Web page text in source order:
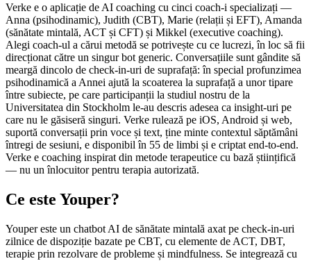
Verke e o aplicație de AI coaching cu cinci coach-i specializați —
Anna (psihodinamic), Judith (CBT), Marie (relații și EFT), Amanda
(sănătate mintală, ACT și CFT) și Mikkel (executive coaching).
Alegi coach-ul a cărui metodă se potrivește cu ce lucrezi, în loc să fii
direcționat către un singur bot generic. Conversațiile sunt gândite să
meargă dincolo de check-in-uri de suprafață: în special profunzimea
psihodinamică a Annei ajută la scoaterea la suprafață a unor tipare
între subiecte, pe care participanții la studiul nostru de la
Universitatea din Stockholm le-au descris adesea ca insight-uri pe
care nu le găsiseră singuri. Verke rulează pe iOS, Android și web,
suportă conversații prin voce și text, ține minte contextul săptămâni
întregi de sesiuni, e disponibil în 55 de limbi și e criptat end-to-end.
Verke e coaching inspirat din metode terapeutice cu bază științifică
— nu un înlocuitor pentru terapia autorizată.
Ce este Youper?
Youper este un chatbot AI de sănătate mintală axat pe check-in-uri
zilnice de dispoziție bazate pe CBT, cu elemente de ACT, DBT,
terapie prin rezolvare de probleme și mindfulness. Se integrează cu